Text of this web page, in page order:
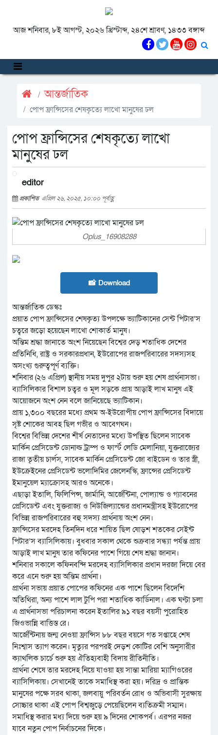
আজ শনিবার, ৮ই আগস্ট, ২০২৬ খ্রিস্টাব্দ, ২৪শে শ্রাবণ, ১৪৩৩ বঙ্গাব্দ
আন্তর্জাতিক
পোপ ফ্রান্সিসের শেষকৃত্যে লাখো মানুষের ঢল
পোপ ফ্রান্সিসের শেষকৃত্যে লাখো
মানুষের ঢল
editor
প্রকাশিত এপ্রিল ২৬, ২০২৫, ১০:০০ পূর্বাহ্ণ
Oplus_16908288
📸 Download
আন্তর্জাতিক ডেস্কঃ
প্রয়াত পোপ ফ্রান্সিসের শেষকৃত্য উপলক্ষে ভ্যাটিকানের সেন্ট পিটার’স
চত্বরে জড়ো হয়েছেন লাখো শোকার্ত মানুষ।
অন্তিম শ্রদ্ধা জানাতে অংশ নিয়েছেন বিশ্বের দেড় শতাধিক দেশের
প্রতিনিধি, রাষ্ট্র ও সরকারপ্রধান, ইউরোপের রাজপরিবারের সদস্যসহ
অসংখ্য গুরুত্বপূর্ণ ব্যক্তি।
শনিবার (২৬ এপ্রিল) স্থানীয় সময় দুপুর ২টায় শুরু হয় শেষ প্রার্থনাসভা।
ব্যাসিলিকার বিশাল চত্বর ও মূল সড়কে প্রায় আড়াই লাখ মানুষ এই
আয়োজনে অংশ নেন বলে জানিয়েছে ভ্যাটিকান।
প্রায় ১,৩০০ বছরের মধ্যে প্রথম অ-ইউরোপীয় পোপ ফ্রান্সিসের বিদায়ে
সৃষ্ট শোকের আবহ ছিল গভীর ও আবেগঘন।
বিশ্বের বিভিন্ন দেশের শীর্ষ নেতাদের মধ্যে উপস্থিত ছিলেন সাবেক
মার্কিন প্রেসিডেন্ট ডোনাল্ড ট্রাম্প ও ফার্স্ট লেডি মেলানিয়া, যুক্তরাজ্যের
রাজা তৃতীয় চার্লস, সাবেক মার্কিন প্রেসিডেন্ট জো বাইডেন ও তার স্ত্রী,
ইউক্রেইনের প্রেসিডেন্ট ভলোদিমির জেলেনস্কি, ফ্রান্সের প্রেসিডেন্ট
ইমানুয়েল ম্যাক্রোসহ আরও অনেকে।
এছাড়া ইতালি, ফিলিপিন্স, জার্মানি, আর্জেন্টিনা, পোল্যান্ড ও গ্যাবনের
প্রেসিডেন্ট এবং যুক্তরাজ্য ও নিউজিল্যান্ডের প্রধানমন্ত্রীসহ ইউরোপের
বিভিন্ন রাজপরিবারের বহু সদস্য প্রার্থনায় অংশ নেন।
ফ্রান্সিসের মরদেহ তিনদিন ধরে শায়িত ছিল ষোড়শ শতকের সেইন্ট
পিটার’স ব্যাসিলিকায়। বুধবার সকাল থেকে শুক্রবার সন্ধ্যা পর্যন্ত প্রায়
আড়াই লাখ মানুষ তার কফিনের পাশে গিয়ে শেষ শ্রদ্ধা জানান।
শনিবার সকালে কফিনবন্দি মরদেহ ব্যাসিলিকার প্রধান দরজা দিয়ে বের
করে এনে শুরু হয় অন্তিম প্রার্থনা।
প্রার্থনা সভায় প্রয়াত পোপের কফিনের এক পাশে ছিলেন বিদেশি
অতিথিরা, অন্য পাশে লাল টুপি পরা শতাধিক কার্ডিনাল। এক ঘণ্টা চলা
এ প্রার্থনাসভা পরিচালনা করেন ইতালির ৯১ বছর বয়সী পুরোহিত
জিওভান্নি বাত্তিস্ত রে।
আর্জেন্টিনায় জন্ম নেওয়া ফ্রান্সিস ৮৮ বছর বয়সে গত সপ্তাহে শেষ
নিঃশ্বাস ত্যাগ করেন। মৃত্যুর পরপরই দেড়শ কোটির বেশি অনুসারীর
ক্যাথলিক চার্চে শুরু হয় ঐতিহ্যবাহী বিদায় রীতিনীতি।
প্রার্থনা শেষে তার মরদেহ নিয়ে যাওয়া হয় সান্তা মারিয়া ম্যাগিওরের
ব্যাসিলিকায়। সেখানেই তাকে সমাধিস্থ করা হয়। দরিদ্র ও প্রান্তিক
মানুষের পক্ষে সরব থাকা, জলবায়ু পরিবর্তন রোধ ও অভিবাসী সুরক্ষায়
সোচ্চার থাকা এই পোপ বিশ্বজুড়ে পেয়েছিলেন ব্যতিক্রমী সম্মান।
সমাধিস্থ করার মধ্য দিয়ে শুরু হয় ৯ দিনের শোকপর্ব। এরপর নজর
যাবে নতুন পোপ নির্বাচনের দিকে।